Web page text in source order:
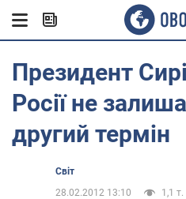
Президент
Росії не
другий термін
Світ
28.02.2012 13:10
1,1 т.